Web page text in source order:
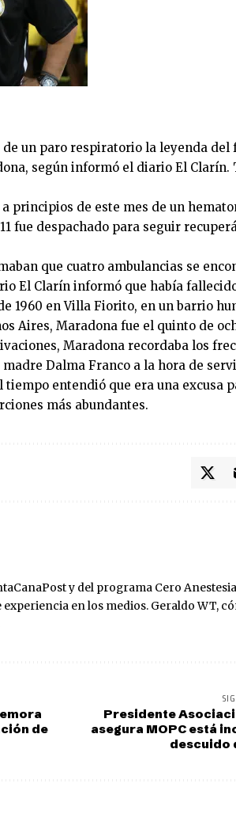
un paro respiratorio la leyenda del
según informó el diario El Clarín.
principios de este mes de un
fue despachado para seguir
que cuatro ambulancias se
El Clarín informó que había
1960 en Villa Fiorito, en un barrio
Aires, Maradona fue el quinto de
Maradona recordaba los
ma­dre Dalma Franco a la hora de
tiem­po entendió que era una ex­cusa
más abundantes.
y del programa Cero
en los medios. Geraldo WT,
de
Presidente
asegura MOPC está
descuido